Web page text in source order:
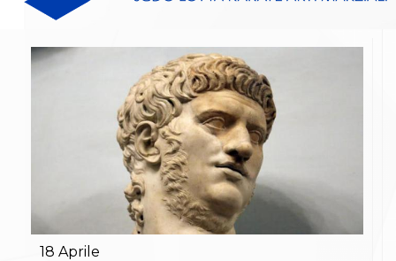
Gare e Risultati
Archivio eventi
Dove siamo
Media
Partners
Trasparenza
Judo
La disciplina
News
Attività Didattica
Gare e Risultati
Albi Federali
18 Aprile